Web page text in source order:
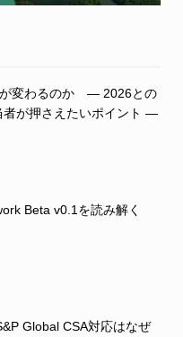
が変わるのか ― 2026との
者が押さえたいポイント ―
Beta v0.1を読み解く
Global CSA対応はなぜ